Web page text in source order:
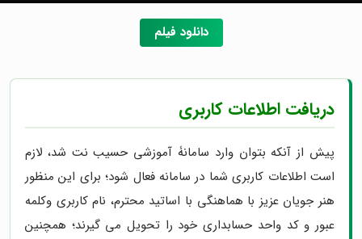
دانلود فیلم
دریافت اطلاعات کاربری
پیش از آنکه بتوان وارد سامانۀ آموزشی حسیب نت شد، لازم
است اطلاعات کاربری شما در سامانه فعال شود؛ برای این منظور
هنر جویان عزیز با هماهنگی با اساتید محترم، نام کاربری وکلمه
عبور و کد واحد حسابداری خود را تحویل می گیرند؛ همچنین